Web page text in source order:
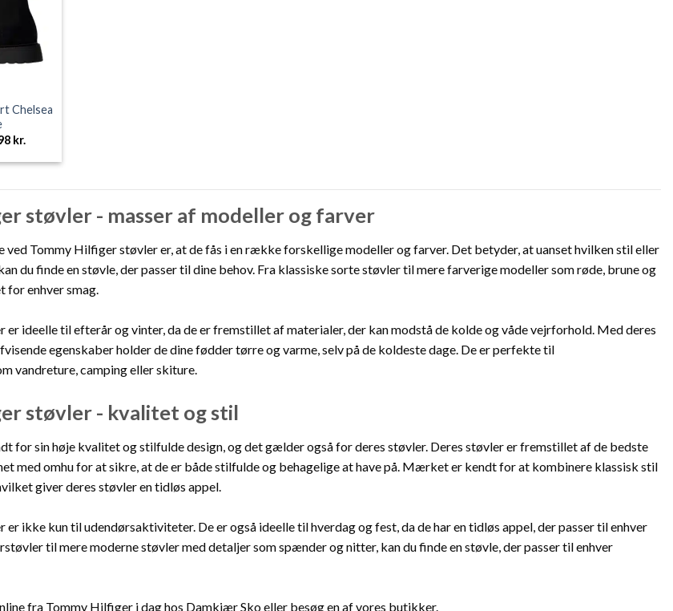
Chelsea
kr.
pris
støvler - masser af modeller og farver
ved Tommy Hilfiger støvler er, at de fås i en række forskellige modeller og farver. Det betyder, at uanset hvilken stil eller
du finde en støvle, der passer til dine behov. Fra klassiske sorte støvler til mere farverige modeller som røde, brune og
for enhver smag.
ideelle til efterår og vinter, da de er fremstillet af materialer, der kan modstå de kolde og våde vejrforhold. Med deres
egenskaber holder de dine fødder tørre og varme, selv på de koldeste dage. De er perfekte til
vandreture, camping eller skiture.
støvler - kvalitet og stil
for sin høje kvalitet og stilfulde design, og det gælder også for deres støvler. Deres støvler er fremstillet af de bedste
med omhu for at sikre, at de er både stilfulde og behagelige at have på. Mærket er kendt for at kombinere klassisk stil
giver deres støvler en tidløs appel.
ikke kun til udendørsaktiviteter. De er også ideelle til hverdag og fest, da de har en tidløs appel, der passer til enhver
til mere moderne støvler med detaljer som spænder og nitter, kan du finde en støvle, der passer til enhver
fra Tommy Hilfiger i dag hos Damkjær Sko eller besøg en af vores butikker.